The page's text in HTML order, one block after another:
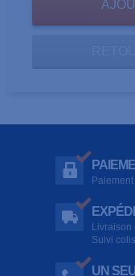
Livraison
Suivi
UN